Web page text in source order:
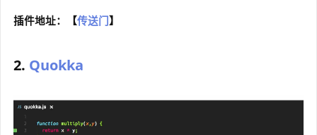
插件地址：【传送门】
2. Quokka